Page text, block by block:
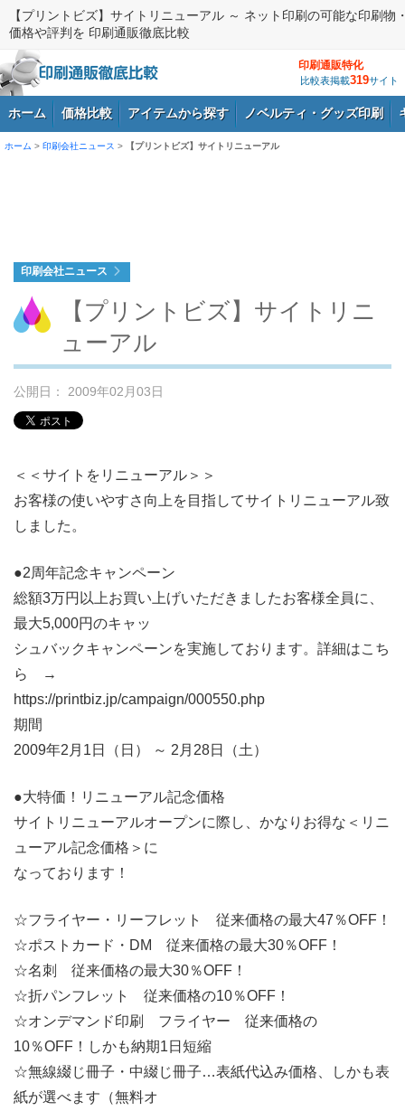
【プリントビズ】サイトリニューアル ～ ネット印刷の可能な印刷物
価格や評判を 印刷通販徹底比較
印刷通販特化
比較表掲載319サイト
ホーム 価格比較 アイテムから探す ノベルティ・グッズ印刷
ホーム > 印刷会社ニュース > 【プリントビズ】サイトリニューアル
印刷会社ニュース
【プリントビズ】サイトリニ
ューアル
公開日： 2009年02月03日
＜＜サイトをリニューアル＞＞
お客様の使いやすさ向上を目指してサイトリニューアル致
しました。
●2周年記念キャンペーン
総額3万円以上お買い上げいただきましたお客様全員に、
最大5,000円のキャッ
シュバックキャンペーンを実施しております。詳細はこち
ら →
https://printbiz.jp/campaign/000550.php
期間
2009年2月1日（日） ～ 2月28日（土）
●大特価！リニューアル記念価格
サイトリニューアルオープンに際し、かなりお得な＜リニ
ューアル記念価格＞に
なっております！
☆フライヤー・リーフレット 従来価格の最大47％OFF！
☆ポストカード・DM 従来価格の最大30％OFF！
☆名刺 従来価格の最大30％OFF！
☆折パンフレット 従来価格の10％OFF！
☆オンデマンド印刷 フライヤー 従来価格の
10％OFF！しかも納期1日短縮
☆無線綴じ冊子・中綴じ冊子…表紙代込み価格、しかも表
紙が選べます（無料オ